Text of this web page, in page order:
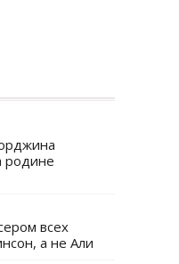
родине
всех
а не Али